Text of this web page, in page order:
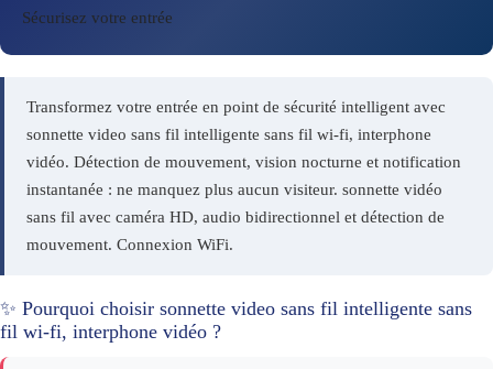
Sécurisez votre entrée
Transformez votre entrée en point de sécurité intelligent avec
sonnette video sans fil intelligente sans fil wi-fi, interphone
vidéo. Détection de mouvement, vision nocturne et notification
instantanée : ne manquez plus aucun visiteur. sonnette vidéo
sans fil avec caméra HD, audio bidirectionnel et détection de
mouvement. Connexion WiFi.
✨ Pourquoi choisir sonnette video sans fil intelligente sans
fil wi-fi, interphone vidéo ?